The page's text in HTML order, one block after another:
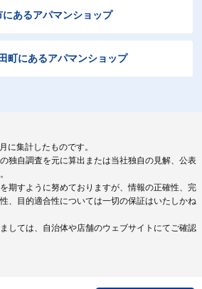
にあるアパマンショップ
町にあるアパマンショップ
に集計したものです。
独自調査を元に算出または当社独自の見解、公表
期すように努めておりますが、情報の正確性、完
、目的適合性については一切の保証はいたしかね
しては、自治体や店舗のウェブサイトにてご確認